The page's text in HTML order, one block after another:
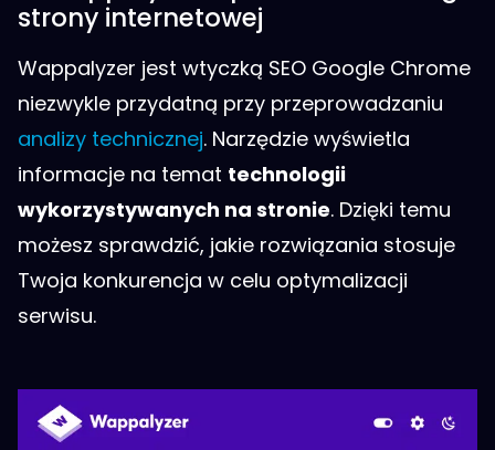
strony internetowej
Wappalyzer jest wtyczką SEO Google Chrome
niezwykle przydatną przy przeprowadzaniu
analizy technicznej. Narzędzie wyświetla
informacje na temat technologii
wykorzystywanych na stronie. Dzięki temu
możesz sprawdzić, jakie rozwiązania stosuje
Twoja konkurencja w celu optymalizacji
serwisu.